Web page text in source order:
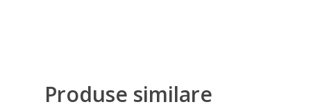
Produse similare